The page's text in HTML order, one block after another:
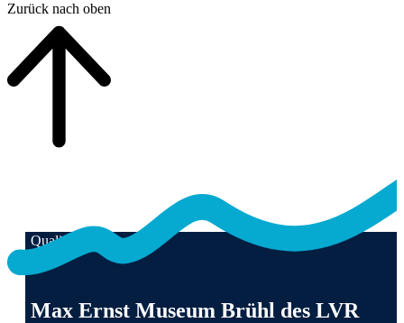
Zurück nach oben
Qualität für Menschen
Max Ernst Museum Brühl des LVR